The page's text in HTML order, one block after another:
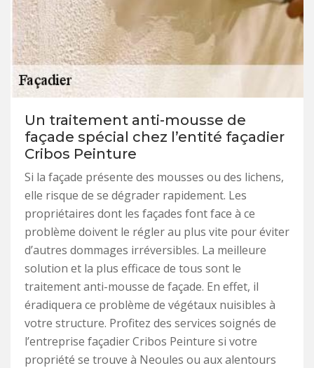
Un traitement anti-mousse de
façade spécial chez l’entité façadier
Cribos Peinture
Si la façade présente des mousses ou des lichens,
elle risque de se dégrader rapidement. Les
propriétaires dont les façades font face à ce
problème doivent le régler au plus vite pour éviter
d’autres dommages irréversibles. La meilleure
solution et la plus efficace de tous sont le
traitement anti-mousse de façade. En effet, il
éradiquera ce problème de végétaux nuisibles à
votre structure. Profitez des services soignés de
l’entreprise façadier Cribos Peinture si votre
propriété se trouve à Neoules ou aux alentours